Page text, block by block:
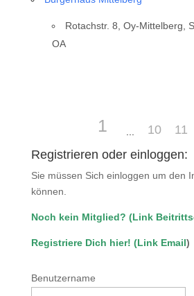
Rotachstr. 8, Oy-Mittelberg,
OA
1 10
11
Registrieren oder einloggen:
Sie müssen Sich einloggen um den
können.
Noch kein Mitglied? (Link
Registriere Dich hier! (Link Email)
Benutzername